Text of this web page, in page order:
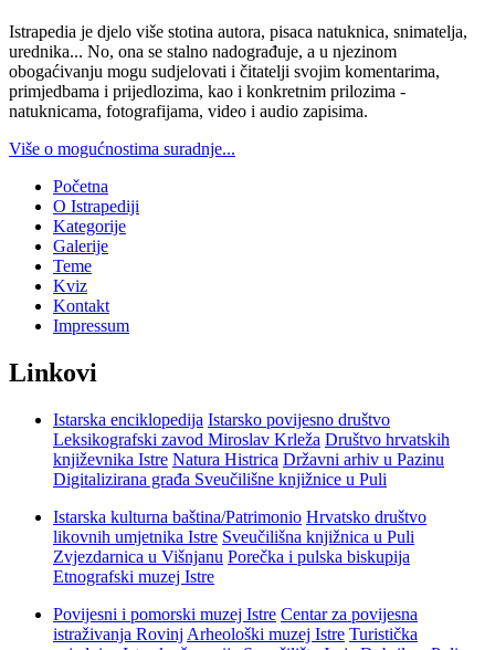
Istrapedia je djelo više stotina autora, pisaca natuknica, snimatelja,
urednika... No, ona se stalno nadograđuje, a u njezinom
obogaćivanju mogu sudjelovati i čitatelji svojim komentarima,
primjedbama i prijedlozima, kao i konkretnim prilozima -
natuknicama, fotografijama, video i audio zapisima.
Više o mogućnostima suradnje...
Početna
O Istrapediji
Kategorije
Galerije
Teme
Kviz
Kontakt
Impressum
Linkovi
Istarska enciklopedija Istarsko povijesno društvo
Leksikografski zavod Miroslav Krleža Društvo hrvatskih
književnika Istre Natura Histrica Državni arhiv u Pazinu
Digitalizirana građa Sveučilišne knjižnice u Puli
Istarska kulturna baština/Patrimonio Hrvatsko društvo
likovnih umjetnika Istre Sveučilišna knjižnica u Puli
Zvjezdarnica u Višnjanu Porečka i pulska biskupija
Etnografski muzej Istre
Povijesni i pomorski muzej Istre Centar za povijesna
istraživanja Rovinj Arheološki muzej Istre Turistička